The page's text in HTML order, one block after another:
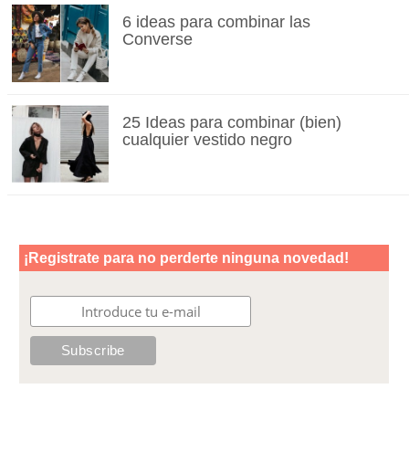
6 ideas para combinar las
Converse
25 Ideas para combinar (bien)
cualquier vestido negro